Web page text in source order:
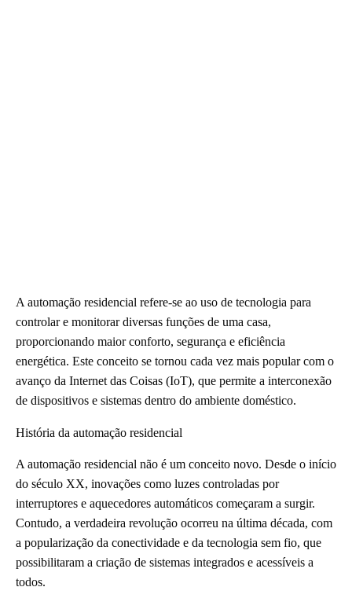
A automação residencial refere-se ao uso de tecnologia para
controlar e monitorar diversas funções de uma casa,
proporcionando maior conforto, segurança e eficiência
energética. Este conceito se tornou cada vez mais popular com o
avanço da Internet das Coisas (IoT), que permite a interconexão
de dispositivos e sistemas dentro do ambiente doméstico.
História da automação residencial
A automação residencial não é um conceito novo. Desde o início
do século XX, inovações como luzes controladas por
interruptores e aquecedores automáticos começaram a surgir.
Contudo, a verdadeira revolução ocorreu na última década, com
a popularização da conectividade e da tecnologia sem fio, que
possibilitaram a criação de sistemas integrados e acessíveis a
todos.